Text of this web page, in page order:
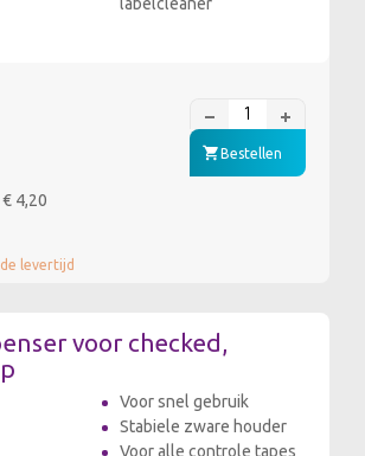
Bestellen
€ 4,20
levertijd
voor checked,
Voor snel gebruik
Stabiele zware houder
Voor alle controle tapes